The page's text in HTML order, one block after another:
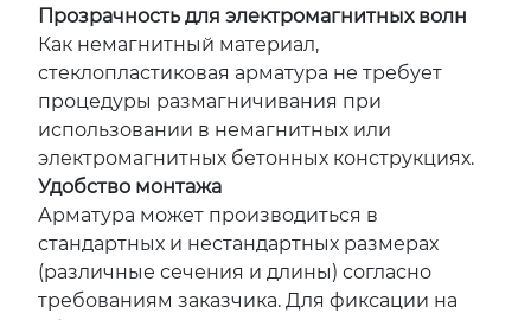
Прозрачность для электромагнитных волн
Как немагнитный материал,
стеклопластиковая арматура не требует
процедуры размагничивания при
использовании в немагнитных или
электромагнитных бетонных конструкциях.
Удобство монтажа
Арматура может производиться в
стандартных и нестандартных размерах
(различные сечения и длины) согласно
требованиям заказчика. Для фиксации на